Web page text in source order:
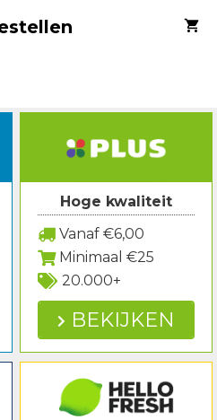
Hoge kwaliteit
Vanaf €6,00
Minimaal €25
20.000+
BEKIJKEN